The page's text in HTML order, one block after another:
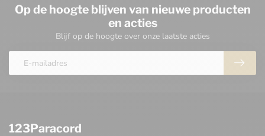
Op de hoogte blijven van nieuwe producten
en acties
Blijf op de hoogte over onze laatste acties
123Paracord